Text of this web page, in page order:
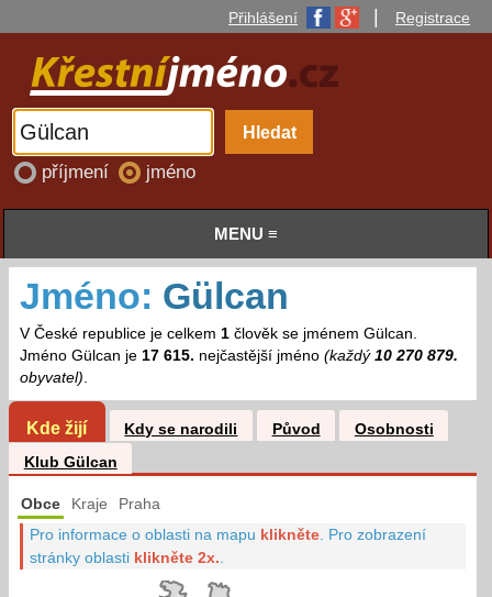
Přihlášení Registrace
příjmení jméno
MENU ≡
Jméno: Gülcan
V České republice je celkem 1člověk se jménem Gülcan.
Jméno Gülcan je 17 615. nejčastější jméno (každý 10 270 879.
obyvatel).
Kde žijí Kdy se narodili Původ
Osobnosti
Klub Gülcan
Obce Kraje Praha
Pro informace o oblasti na mapu klikněte Pro zobrazení
stránky oblasti klikněte 2x.